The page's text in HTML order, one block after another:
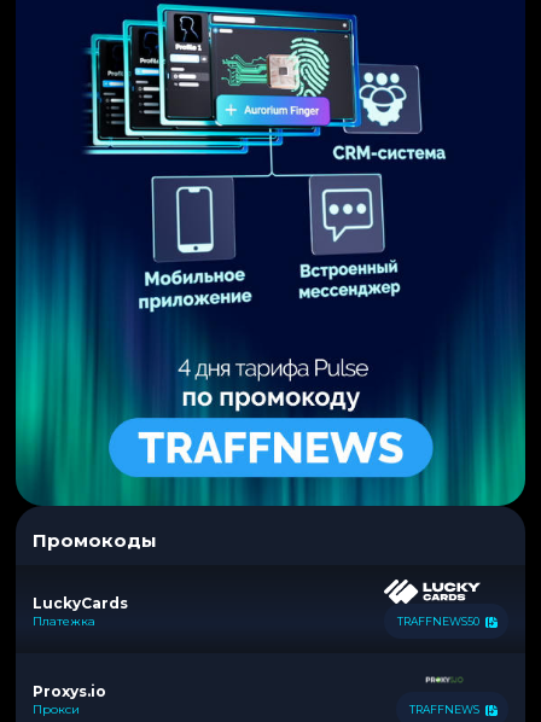
Промокоды
LuckyCards
Платежка TRAFFNEWS50
Proxys.io
Прокси TRAFFNEWS